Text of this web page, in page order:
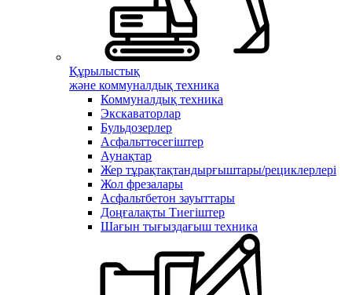
Құрылыстық
және коммуналдық техника
Коммуналдық техника
Экскаваторлар
Бульдозерлер
Асфальттөсегіштер
Аунақтар
Жер тұрақтақтандырғыштары/рециклерлері
Жол фрезалары
Асфальтбетон зауыттары
Доңғалақты Тиегіштер
Шағын тығыздағыш техника